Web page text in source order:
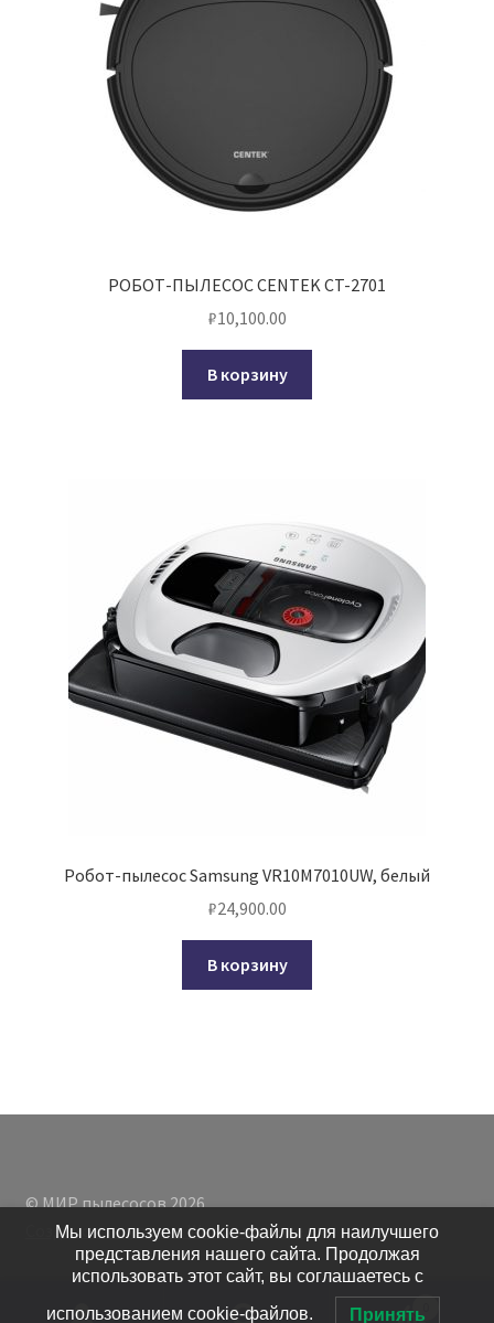
РОБОТ-ПЫЛЕСОС CENTEK CT-2701
₽10,100.00
В корзину
Робот-пылесос Samsung VR10M7010UW, белый
₽24,900.00
В корзину
© МИР пылесосов 2026
Создано с помощью WooCommerce
Мы используем cookie-файлы для наилучшего
представления нашего сайта. Продолжая
использовать этот сайт, вы соглашаетесь с
использованием cookie-файлов. Принять